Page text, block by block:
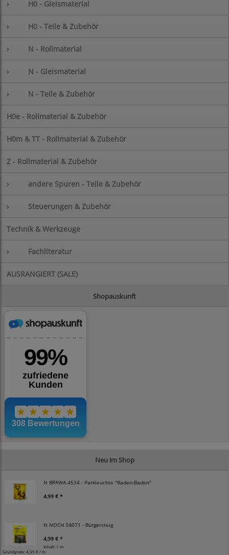
› H0 - Gleismaterial
› H0 - Teile & Zubehör
› N - Rollmaterial
› N - Gleismaterial
› N - Teile & Zubehör
H0e - Rollmaterial & Zubehör
H0m & TT - Rollmaterial & Zubehör
Z - Rollmaterial & Zubehör
› andere Spuren - Teile & Zubehör
› Steuerungen & Zubehör
Technik & Werkzeuge
› Fachliteratur
AUSRANGIERT (SALE)
Shopauskunft
Neu im Shop
N BRAWA 4534 - Parkleuchte "Baden-Baden"
4,99 € *
N NOCH 34071 - Bürgersteig
4,99 € *
Inhalt: 1 m
Grundpreis:4,99 € / m